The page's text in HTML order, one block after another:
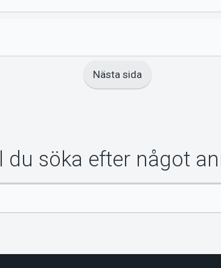
Nästa sida
du söka efter något